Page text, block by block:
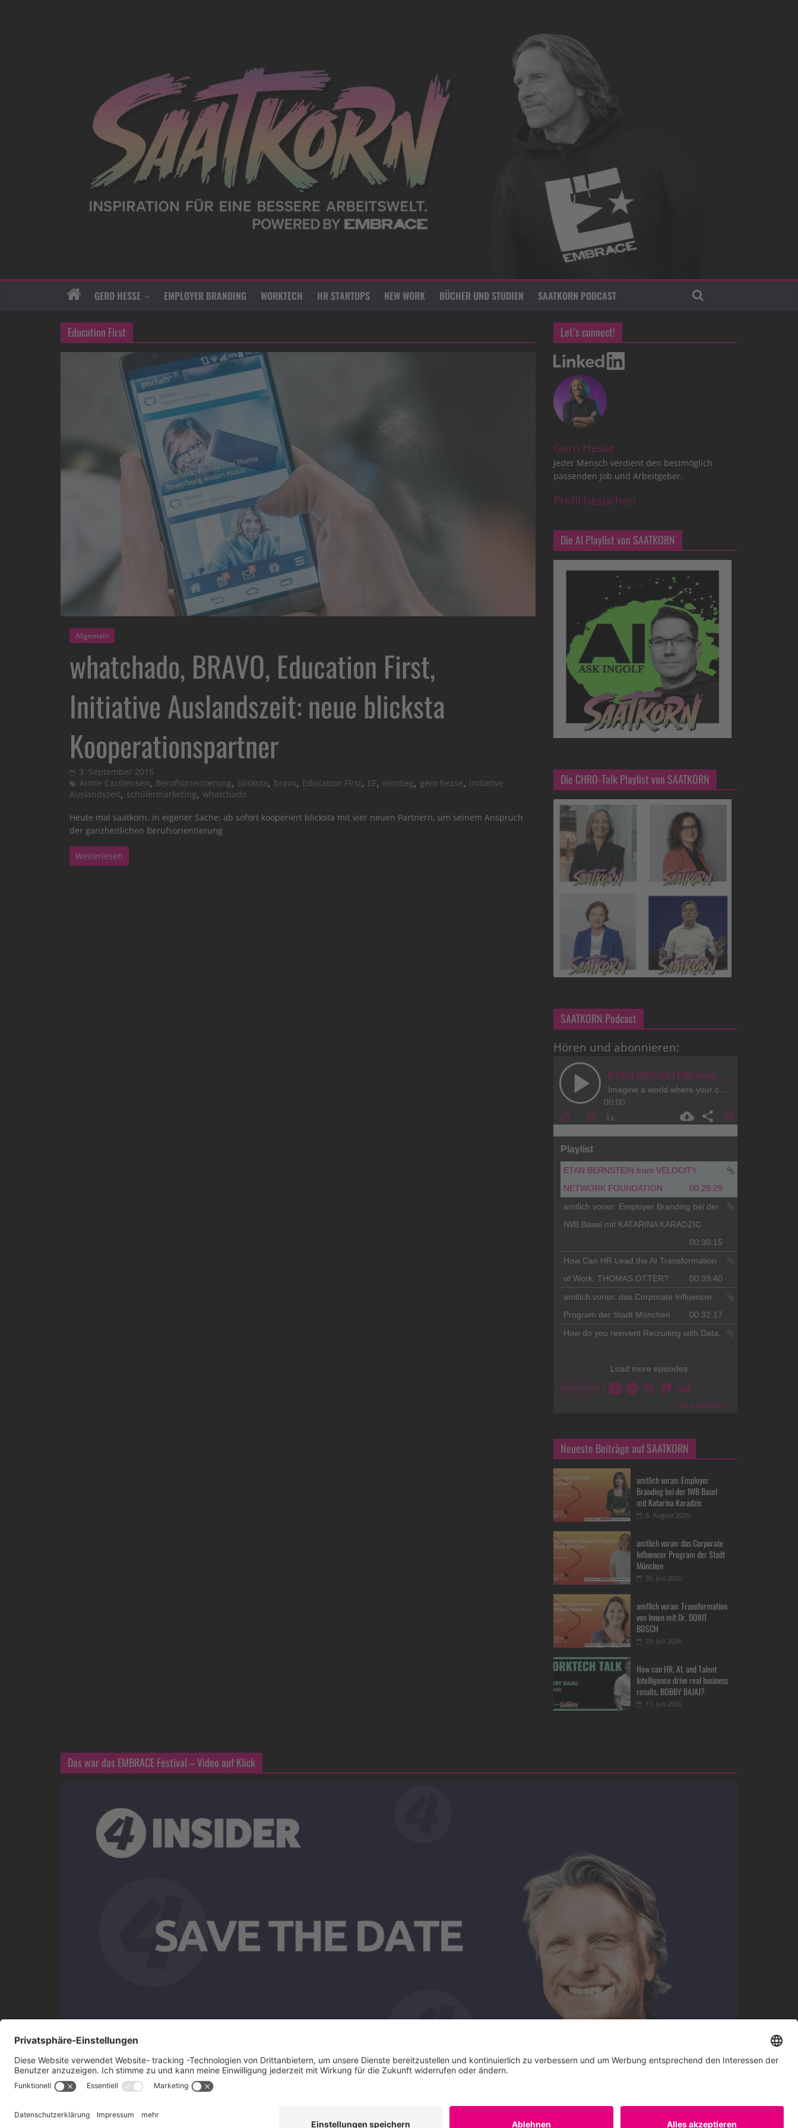
GERO HESSE EMPLOYER BRANDING WORKTECH HR STARTUPS NEW WORK BÜCHER UND STUDIEN SAATKORN PODCAST
Education First
Allgemein
whatchado, BRAVO, Education First,
Initiative Auslandszeit: neue blicksta
Kooperationspartner
3. September 2015
Aimie Carstensen, Berufsorientierung, blicksta, bravo, Education First, EF, einstieg, gero hesse, Initiative
Auslandszeit, schülermarketing, whatchado
Heute mal saatkorn. in eigener Sache: ab sofort kooperiert blicksta mit vier neuen Partnern, um seinem Anspruch
der ganzheitlichen Berufsorientierung
Weiterlesen
Let’s connect!
Gero Hesse
Jeder Mensch verdient den bestmöglich
passenden Job und Arbeitgeber.
Profil besuchen
Die AI Playlist von SAATKORN
Die CHRO-Talk Playlist von SAATKORN
SAATKORN Podcast
Hören und abonnieren:
Neueste Beiträge auf SAATKORN
amtlich voran: Employer
Branding bei der IWB Basel
mit Katarina Karadzic
6. August 2026
amtlich voran: das Corporate
Influencer Program der Stadt
München
30. Juli 2026
amtlich voran: Transformation
von Innen mit Dr. DORIT
BOSCH
23. Juli 2026
How can HR, AI, and Talent
Intelligence drive real business
results, BOBBY BAJAJ?
17. Juli 2026
Das war das EMBRACE Festival – Video auf Klick